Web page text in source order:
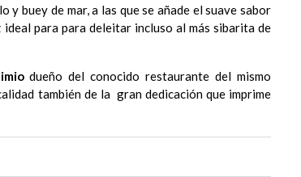
buey de mar, a las que se añade el suave sabor
para para deleitar incluso al más sibarita de
dueño del conocido restaurante del mismo
también de la gran dedicación que imprime